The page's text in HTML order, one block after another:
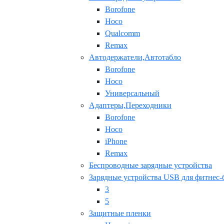
Borofone
Hoco
Qualcomm
Remax
Автодержатели,Автотабло
Borofone
Hoco
Универсальный
Адаптеры,Переходники
Borofone
Hoco
iPhone
Remax
Беспроводные зарядные устройства
Зарядные устройства USB для фитнес-
3
5
Защитные пленки